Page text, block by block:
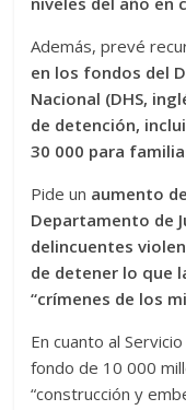
Además, prevé
en los fondos del
Nacional (DHS,
de detención,
30 000 para
Pide un aumento
Departamento de
delincuentes
de detener lo que
“crímenes de los
En cuanto al
fondo de 10 000
“construcción y